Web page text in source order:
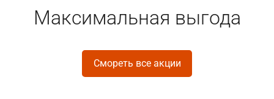
Максимальная выгода
Смореть все акции